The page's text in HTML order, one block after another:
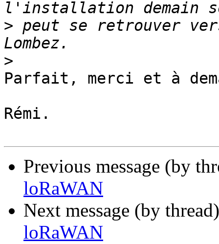
> peut se retrouver
>
Parfait, merci et à
Rémi.
Previous message (by
loRaWAN
Next message (by
loRaWAN